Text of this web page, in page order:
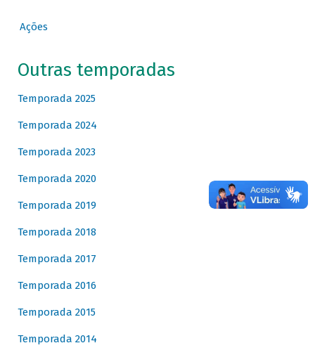
Ações
Outras temporadas
Temporada 2025
Temporada 2024
Temporada 2023
Temporada 2020
Temporada 2019
Temporada 2018
Temporada 2017
Temporada 2016
Temporada 2015
Temporada 2014